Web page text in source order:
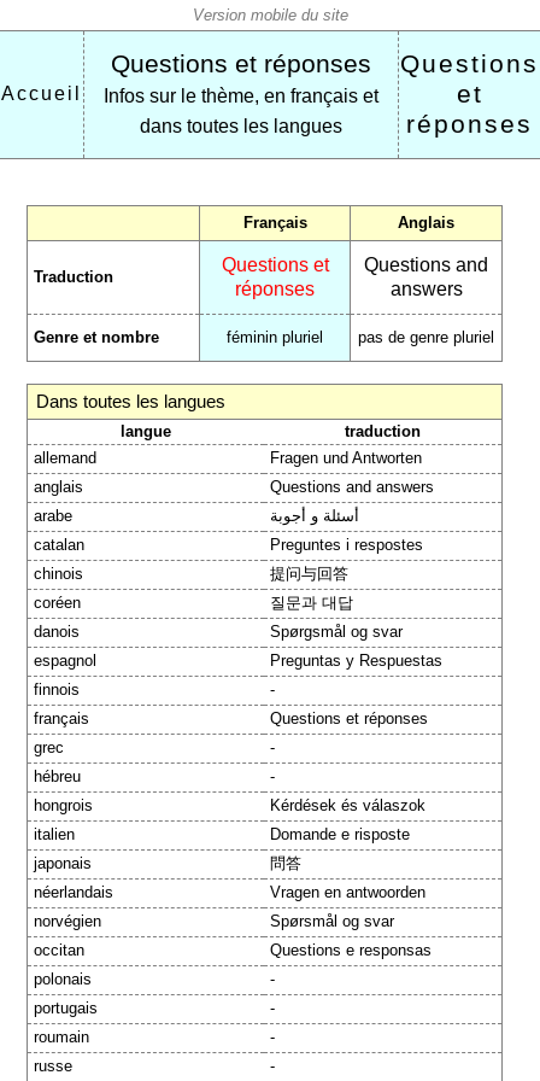
Accueil
Questions et réponses
Infos sur le thème, en français et
dans toutes les langues
Questions
et
réponses
Français Anglais
Traduction
Questions et
réponses
Questions and
answers
Genre et nombre féminin pluriel pas de genre pluriel
Dans toutes les langues
langue
traduction
allemand
Fragen und Antworten
anglais
Questions and answers
arabe
أسئلة و أجوبة
catalan
Preguntes i respostes
chinois
提问与回答
coréen
질문과 대답
danois
Spørgsmål og svar
espagnol
Preguntas y Respuestas
finnois
-
français
Questions et réponses
grec
-
hébreu
-
hongrois
Kérdések és válaszok
italien
Domande e risposte
japonais
問答
néerlandais
Vragen en antwoorden
norvégien
Spørsmål og svar
occitan
Questions e responsas
polonais
-
portugais
-
roumain
-
russe
-